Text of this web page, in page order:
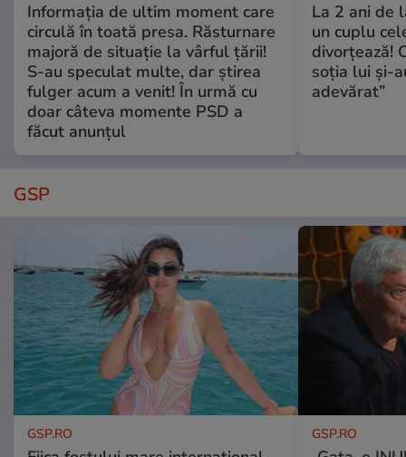
Informația de ultim moment care
circulă în toată presa. Răsturnare
majoră de situație la vârful țării!
S-au speculat multe, dar știrea
fulger acum a venit! În urmă cu
doar câteva momente PSD a
făcut anunțul
La 2 ani de
un cuplu
divorțează!
soția lui și-
adevărat”
GSP
GSP.RO GSP.RO